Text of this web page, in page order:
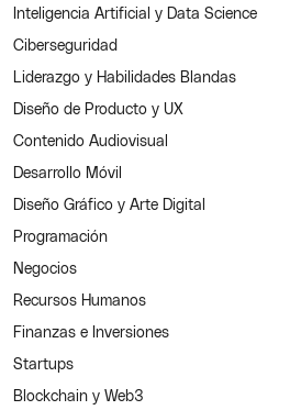
Inteligencia Artificial y Data Science
Ciberseguridad
Liderazgo y Habilidades Blandas
Diseño de Producto y UX
Contenido Audiovisual
Desarrollo Móvil
Diseño Gráfico y Arte Digital
Programación
Negocios
Recursos Humanos
Finanzas e Inversiones
Startups
Blockchain y Web3